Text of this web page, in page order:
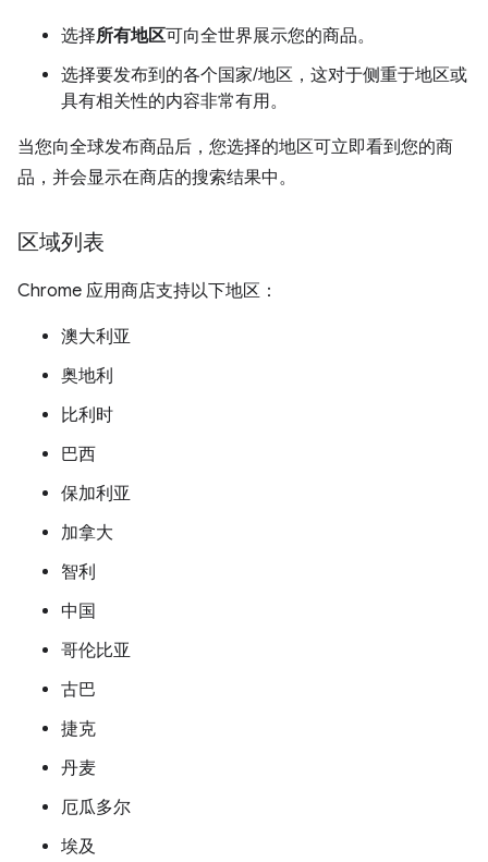
选择所有地区可向全世界展示您的商品。
选择要发布到的各个国家/地区，这对于侧重于地区或
具有相关性的内容非常有用。
当您向全球发布商品后，您选择的地区可立即看到您的商
品，并会显示在商店的搜索结果中。
区域列表
Chrome 应用商店支持以下地区：
澳大利亚
奥地利
比利时
巴西
保加利亚
加拿大
智利
中国
哥伦比亚
古巴
捷克
丹麦
厄瓜多尔
埃及